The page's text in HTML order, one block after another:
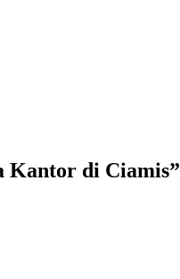
Kantor di Ciamis”